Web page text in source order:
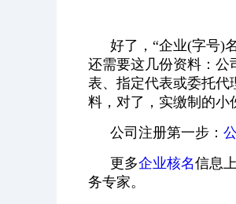
好了，“企业(字号)
还需要这几份资料：公
表、指定代表或委托代
料，对了，实缴制的小
公司注册第一步：
更多企业核名信息
务专家。